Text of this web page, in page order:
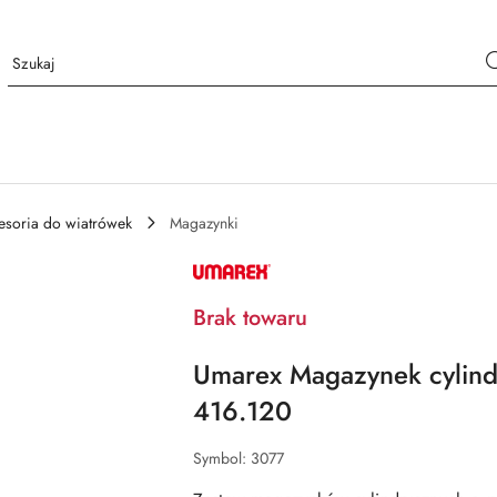
do wiatrówek
Magazynki
NAZWA
PRODUCENTA:
Brak towaru
Umarex Magazynek
416.120
Symbol: 3077